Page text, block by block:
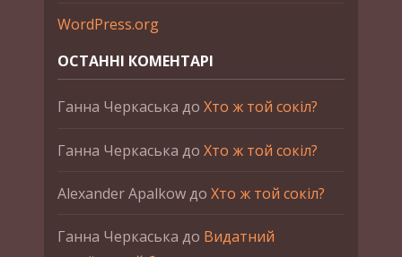
WordPress.org
ОСТАННІ КОМЕНТАРІ
Ганна Черкаська до Хто ж той сокіл?
Ганна Черкаська до Хто ж той сокіл?
Alexander Apalkowдо Хто ж той сокіл?
Ганна Черкаська до Видатний